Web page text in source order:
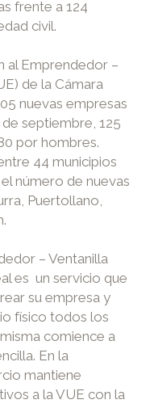
frente a 124
civil.
al Emprendedor –
de la Cámara
nuevas empresas
septiembre, 125
por hombres.
44 municipios
número de nuevas
Puertollano,
– Ventanilla
es un servicio que
su empresa y
físico todos los
comience a
En la
mantiene
a la VUE con la